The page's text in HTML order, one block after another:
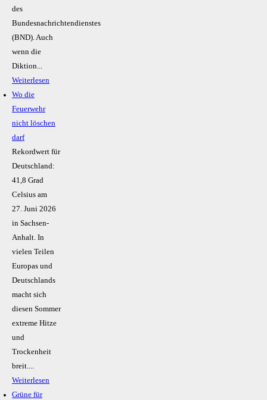
des
Bundesnachrichtendienstes
(BND). Auch
wenn die
Diktion...
Weiterlesen
Wo die
Feuerwehr
nicht löschen
darf
Rekordwert für
Deutschland:
41,8 Grad
Celsius am
27. Juni 2026
in Sachsen-
Anhalt. In
vielen Teilen
Europas und
Deutschlands
macht sich
diesen Sommer
extreme Hitze
und
Trockenheit
breit....
Weiterlesen
Grüne für